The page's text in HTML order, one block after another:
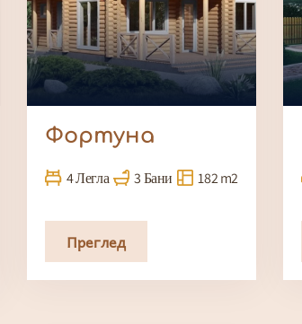
Фортуна
4 Легла 3 Бани 182 m2
Преглед